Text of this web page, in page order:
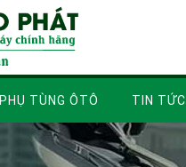
PHỤ TÙNG ÔTÔ TIN TỨC